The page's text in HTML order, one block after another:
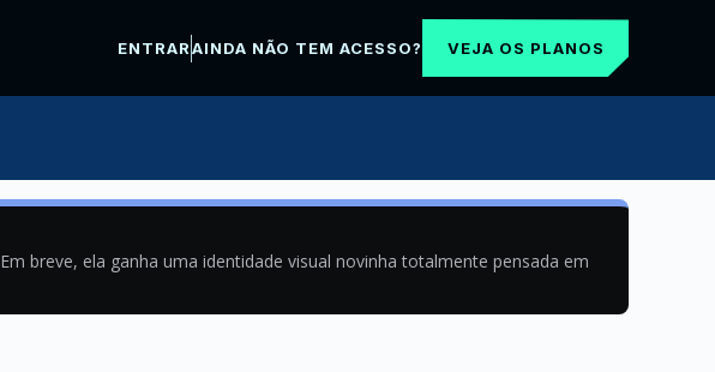
ENTRARAINDA NÃO TEM ACESSO? VEJA OS PLANOS
breve, ela ganha uma identidade visual novinha totalmente pensada em